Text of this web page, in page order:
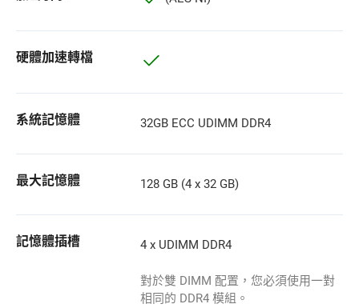
硬體加速轉檔
系統記憶體 32GB ECC UDIMM DDR4
最大記憶體 128 GB (4 x 32 GB)
記憶體插槽 4 x UDIMM DDR4
對於雙 DIMM 配置，您必須使用一對
相同的 DDR4 模組。